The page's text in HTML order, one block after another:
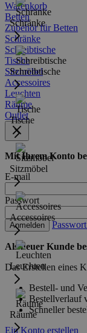
Warenkorb
Schränke
Schreibtische
Tische
Sitzmöbel
Accessoires
Leuchten
Räume
Betten
Zubehör für Betten
Schränke
Schreibtische
Tische
Sitzmöbel
Accessoires
Leuchten
Räume
Outlet
Mit Ihrem Konto
E-mail
Passwort
Anmelden
Als neuer Kunde
Das Erstellen eines
Bestell- und
Bestellverlauf
Schneller
Ein Konto erstellen